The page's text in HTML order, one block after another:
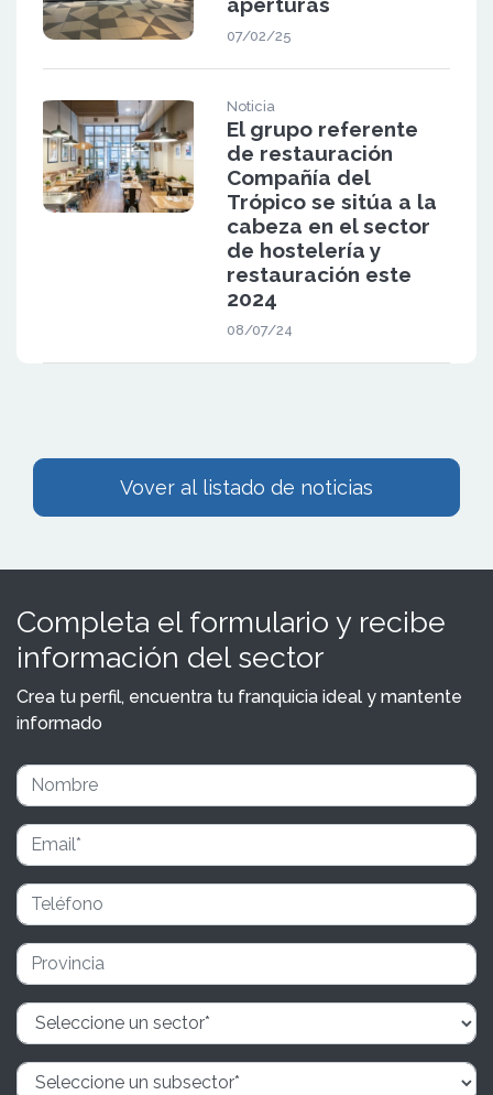
07/02/25
Noticia
El grupo referente
de restauración
Compañía del
Trópico se sitúa a la
cabeza en el sector
de hostelería y
restauración este
2024
08/07/24
Vover al listado de noticias
Completa el formulario y recibe
información del sector
Crea tu perfil, encuentra tu franquicia ideal y mantente
informado